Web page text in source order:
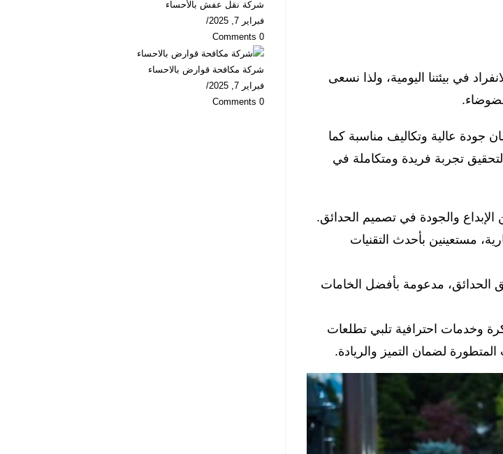
في بيئتنا اليومية، ولذا نسعى
جودة عالية وتكاليف مناسبة كما
تجربة فريدة ومتكاملة في
والجودة في تصميم الحدائق.
مستعينين بأحدث التقنيات
الحدائق، مدعومة بأفضل الخامات
وخدمات احترافية تلبي تطلعات
لضمان التميز والريادة.
شركة نقل عفش بالأحساء
فبراير 7, 2025
/
0 Comments
شركة مكافحة قوارض بالاحساء
فبراير 7, 2025
/
0 Comments